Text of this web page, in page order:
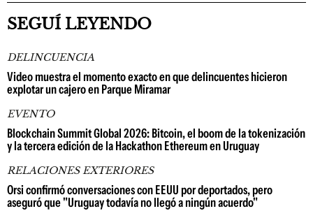
SEGUÍ LEYENDO
DELINCUENCIA
Video muestra el momento exacto en que delincuentes hicieron
explotar un cajero en Parque Miramar
EVENTO
Blockchain Summit Global 2026: Bitcoin, el boom de la tokenización
y la tercera edición de la Hackathon Ethereum en Uruguay
RELACIONES EXTERIORES
Orsi confirmó conversaciones con EEUU por deportados, pero
aseguró que "Uruguay todavía no llegó a ningún acuerdo"